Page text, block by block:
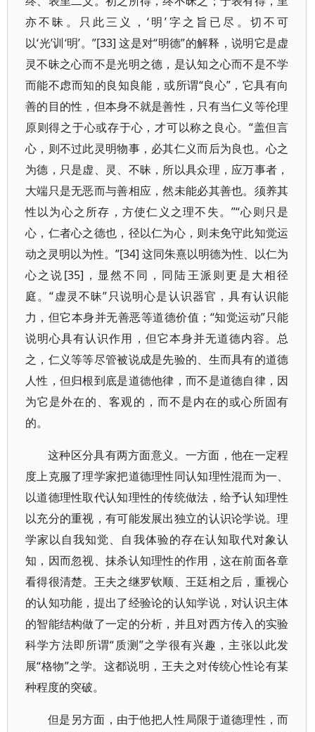
亦不昧。只此三义，‘明’字之旨已尽。切不可
以‘光’训‘明’。”[33] 这是对“明德”的解释，说明它是虚
灵不昧之心而不是光明之德，是认知之心而不是不学
而能不虑而知的良知良能，或所谓“良心”，它具有向
善的目的性，但本身不就是善性，只有当仁义等伦理
原则得之于心或存于心，才可以称之良心。“盖但言
心，则不过此灵明物事，必其仁义而后为良也。心之
为德，只是虚、灵、不昧，所以具众理，应万事者，
大端只是无恶而与善相应，然未能必其善也。须养其
性以为心之所存，方使仁义之理不失。”“心则只是
心，仁者心之德也，径以仁为心，则未免守此知觉运
动之灵明以为性。”[34] 这同朱熹以明德为性、以仁为
心之说[35]，显然不同，同陆王派则更是大相径
庭。“虚灵不昧”只说明心是认识器官，具有认识能
力，但它本身并无善恶等道德价值；“知觉运动”只能
说明心具有认识作用，但它本身并无道德内容。总
之，仁义等等尽管被说成是先验的、生而具有的道德
人性，但归根到底是道德他律，而不是道德自律，因
为它是外在的、客观的，而不是内在的或心所固有
的。
这种区分具有两方面意义。一方面，他在一定程
度上克服了理学家把道德理性同认知理性混而为一、
以道德理性取代认知理性的传统做法，给予认知理性
以充分的重视，有可能发展出独立的认识论学说。理
学家以自我知觉、自我体验的存在认知取代对象认
知，因而忽视、抹杀认知理性的作用，这在前面各章
看得很清楚。王夫之继罗钦顺、王廷相之后，重视心
的认知功能，提出了经验论的认知学说，对认识主体
的智能结构做了一定的分析，并且对西方传入的实验
科学方法即所谓“质测”之学很有兴趣，主张以此发
展“格物”之学。这都说明，王夫之对传统心性论有某
种程度的突破。
但是另方面，由于他把人性局限于道德理性，而